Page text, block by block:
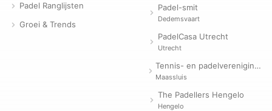
Padel Ranglijsten
Groei & Trends
Padel-smit
Dedemsvaart
PadelCasa Utrecht
Utrecht
Tennis- en padelvereniging Evergreen
Maassluis
The Padellers Hengelo
Hengelo